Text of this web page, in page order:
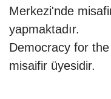
Merkezi'nde
yapmaktadır.
Democracy for
misaifir üyesidir.